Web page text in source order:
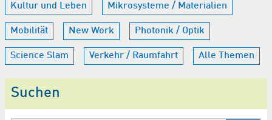
Kultur und Leben Mikrosysteme / Materialien
Mobilität New Work Photonik / Optik
Science Slam Verkehr / Raumfahrt Alle Themen
Suchen